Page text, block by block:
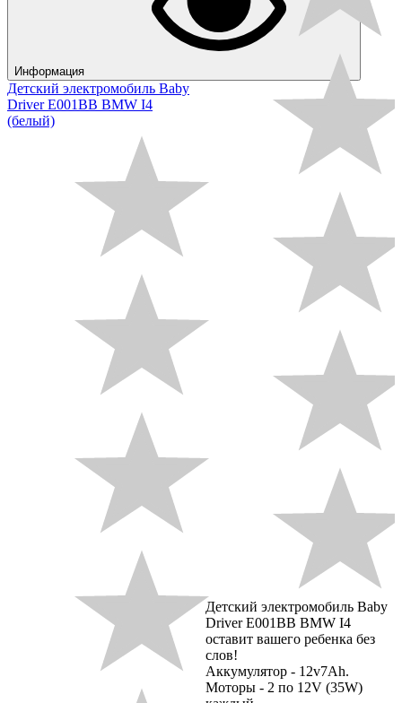
Информация
Детский электромобиль Baby
Driver E001BB BMW I4
(белый)
Детский электромобиль Baby
Driver E001BB BMW I4
оставит вашего ребенка без
слов!
Аккумулятор - 12v7Ah.
Моторы - 2 по 12V (35W)